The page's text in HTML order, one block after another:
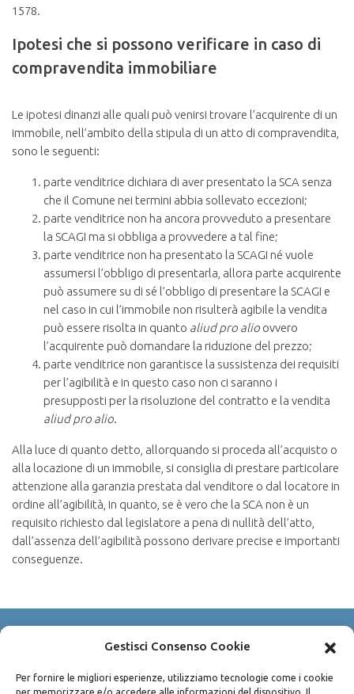
Gestisci Consenso Cookie
Per fornire le migliori esperienze, utilizziamo tecnologie come i cookie
1578.
Ipotesi che si possono verificare in caso di
compravendita immobiliare
Le ipotesi dinanzi alle quali può venirsi trovare l’acquirente di un
immobile, nell’ambito della stipula di un atto di compravendita,
sono le seguenti:
parte venditrice dichiara di aver presentato la SCA senza
che il Comune nei termini abbia sollevato eccezioni;
parte venditrice non ha ancora provveduto a presentare
la SCAGI ma si obbliga a provvedere a tal fine;
parte venditrice non ha presentato la SCAGI né vuole
assumersi l’obbligo di presentarla, allora parte acquirente
può assumere su di sé l’obbligo di presentare la SCAGI e
nel caso in cui l’immobile non risulterà agibile la vendita
può essere risolta in quanto aliud pro alio ovvero
l’acquirente può domandare la riduzione del prezzo;
parte venditrice non garantisce la sussistenza dei requisiti
per l’agibilità e in questo caso non ci saranno i
presupposti per la risoluzione del contratto e la vendita
aliud pro alio.
Alla luce di quanto detto, allorquando si proceda all’acquisto o
alla locazione di un immobile, si consiglia di prestare particolare
attenzione alla garanzia prestata dal venditore o dal locatore in
ordine all’agibilità, in quanto, se è vero che la SCA non è un
requisito richiesto dal legislatore a pena di nullità dell’atto,
dall’assenza dell’agibilità possono derivare precise e importanti
conseguenze.
P.IVA 04490100825